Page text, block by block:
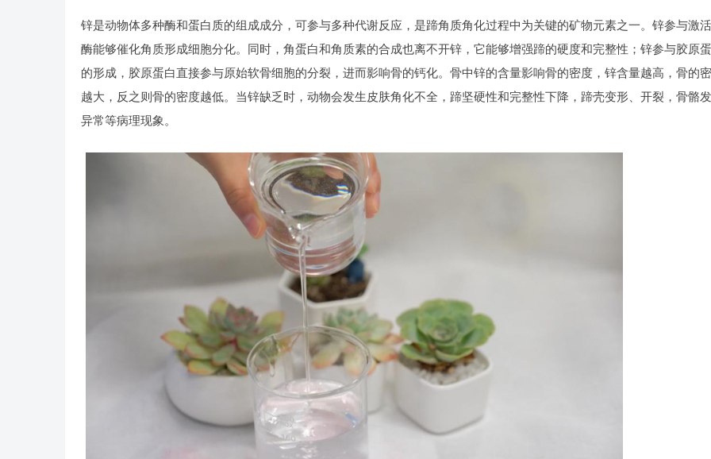
锌是动物体多种酶和蛋白质的组成成分，可参与多种代谢反应，是蹄角质角化过程中为关键的矿物元素之一。锌参与激
酶能够催化角质形成细胞分化。同时，角蛋白和角质素的合成也离不开锌，它能够增强蹄的硬度和完整性；锌参与胶原
的形成，胶原蛋白直接参与原始软骨细胞的分裂，进而影响骨的钙化。骨中锌的含量影响骨的密度，锌含量越高，骨的
越大，反之则骨的密度越低。当锌缺乏时，动物会发生皮肤角化不全，蹄坚硬性和完整性下降，蹄壳变形、开裂，骨骼
异常等病理现象。